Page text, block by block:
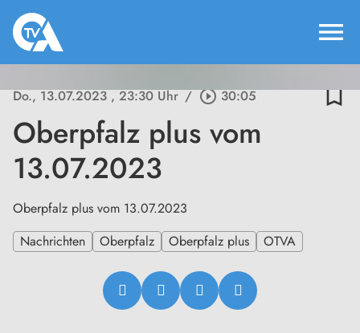
menu
Do., 13.07.2023, 23:30 Uhr / play_circle_outline30:05 bookmark_border
Oberpfalz plus vom
13.07.2023
Oberpfalz plus vom 13.07.2023
Nachrichten
Oberpfalz Oberpfalz plus OTVA